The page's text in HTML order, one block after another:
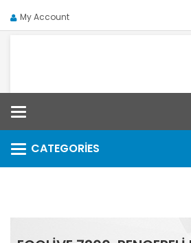
My Account
CATEGORIES
Categories